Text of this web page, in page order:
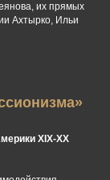
их прямых
Ахтырко, Ильи
XIX-XX